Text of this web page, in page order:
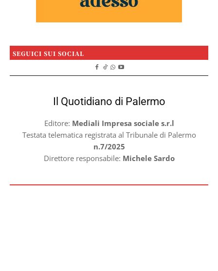
SEGUICI SUI SOCIAL
Il Quotidiano di Palermo
Editore: Mediali Impresa sociale s.r.l
Testata telematica registrata al Tribunale di Palermo
n.7/2025
Direttore responsabile: Michele Sardo